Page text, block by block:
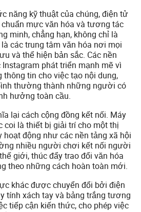
năng kỹ thuật của chúng, điện tử
mực văn hóa và tương tác
minh, chẳng hạn, không chỉ là
các trung tâm văn hóa nơi mọi
và thể hiện bản sắc. Các nền
phát triển mạnh mẽ vì
tin cho việc tạo nội dung,
thường thành những người có
hưởng toàn cầu.
lại cách cộng đồng kết nối. Máy
là thiết bị giải trí cho một thị
động như các nền tảng xã hội
nhiều người chơi kết nối người
giới, thúc đẩy trao đổi văn hóa
theo những cách hoàn toàn mới.
khác được chuyển đổi bởi điện
tính xách tay và bảng trắng tương
tiếp cận kiến thức, cho phép việc